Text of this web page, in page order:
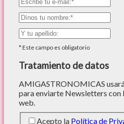
*Este campo es obligatorio
Tratamiento de datos
AMIGASTRONOMICAS
para enviarte Newsletters con
web.
Acepto la Política de